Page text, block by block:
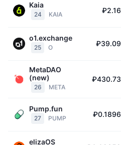
Kaia
24 KAIA ₽2.16
o1.exchange
25 O ₽39.09
MetaDAO
(new)
26 META
₽430.73
Pump.fun
27 PUMP ₽0.1896
elizaOS